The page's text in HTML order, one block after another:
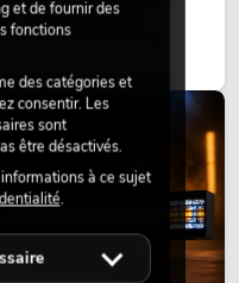
les hôtels, les
les immeubles de
une végétalisation de
intégrante des concepts
et de fournir des
fonctions
des catégories et
consentir. Les
sont
être désactivés.
à ce sujet
.